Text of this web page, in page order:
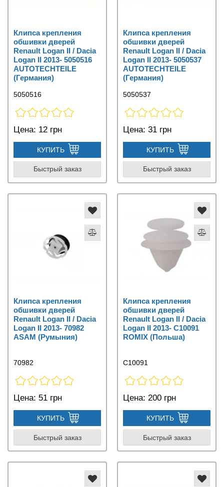
Клипса крепления
обшивки дверей
Renault Logan II / Dacia
Logan II 2013- 5050516
AUTOTECHTEILE
(Германия)
5050516
Цена: 12 грн
КУПИТЬ
Быстрый заказ
Клипса крепления
обшивки дверей
Renault Logan II / Dacia
Logan II 2013- 5050537
AUTOTECHTEILE
(Германия)
5050537
Цена: 31 грн
КУПИТЬ
Быстрый заказ
Клипса крепления
обшивки дверей
Renault Logan II / Dacia
Logan II 2013- 70982
ASAM (Румыния)
70982
Цена: 51 грн
КУПИТЬ
Быстрый заказ
Клипса крепления
обшивки дверей
Renault Logan II / Dacia
Logan II 2013- C10091
ROMIX (Польша)
C10091
Цена: 200 грн
КУПИТЬ
Быстрый заказ